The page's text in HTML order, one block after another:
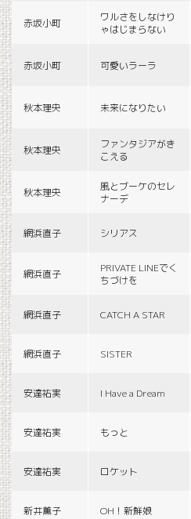
赤坂小町
ワルさをしなけり
ゃはじまらない
赤坂小町 可愛いラーラ
秋本理央 未来になりたい
秋本理央
ファンタジアがき
こえる
秋本理央
風とブーケのセレ
ナーデ
網浜直子 シリアス
網浜直子
PRIVATE LINEでく
ちづけを
網浜直子 CATCH A STAR
網浜直子 SISTER
安達祐実 I Have a Dream
安達祐実 もっと
安達祐実 ロケット
新井薫子 OH！新鮮娘